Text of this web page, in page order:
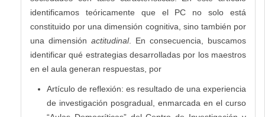
identificamos teóricamente que el PC no solo está
constituido por una dimensión cognitiva, sino también por
una dimensión actitudinal. En consecuencia, buscamos
identificar qué estrategias desarrolladas por los maestros
en el aula generan respuestas, por
Artículo de reflexión: es resultado de una experiencia
de investigación posgradual, enmarcada en el curso